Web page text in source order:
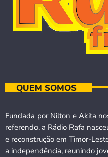
QUEM SOMOS
Fundada por Nilton e Akita
referendo, a Rádio Rafa
e reconstrução em Timor-
a independência, reunindo